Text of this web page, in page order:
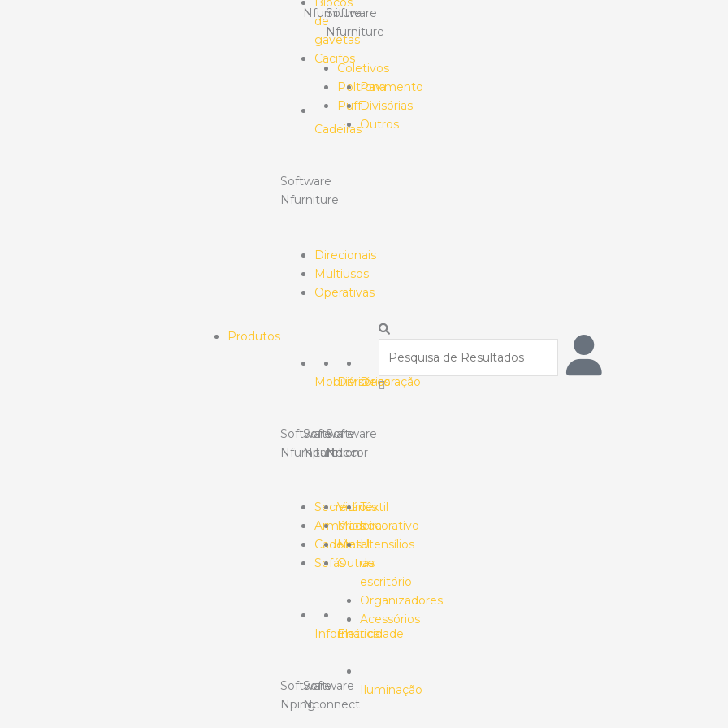
de
gavetas
Cacifos
Cadeiras
Software
Nfurniture
Direcionais
Multiusos
Operativas
Nfurniture
Coletivos
Poltrona
Puff
Software
Nfurniture
Pavimento
Divisórias
Outros
Produtos
Mobiliário
Software
Nfurniture
Secretárias
Armários
Cadeiras
Sofás
Informática
Software
Nping
Divisórias
Software
Npartition
Vidro
Madeira
Metal
Outras
Eletricidade
Software
Nconnect
Decoração
Software
Ndecor
Têxtil
decorativo
Utensílios
de
escritório
Organizadores
Acessórios
Iluminação
Procurar